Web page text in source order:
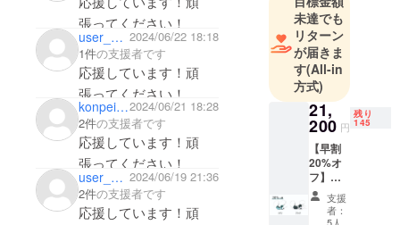
張ってください！
user_d04b5f09cab4 2024/06/22 18:18
1件の支援者です
応援しています！頑
張ってください！
konpeito022024/06/21 18:28
2件の支援者です
応援しています！頑
張ってください！
user_e80ea02e1fd4 2024/06/19 21:36
2件の支援者です
応援しています！頑
未達でも
リターン
が届きま
す(All-in
方式)
21,
200 円
残り
145
【早割
20%オ
フ】
Cloud
本体1本
・カ
支援
者：